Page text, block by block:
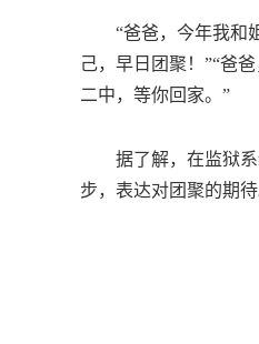
“爸爸，今年我和姐
己，早日团聚！”“爸
二中，等你回家。”
据了解，在监狱系
步，表达对团聚的期